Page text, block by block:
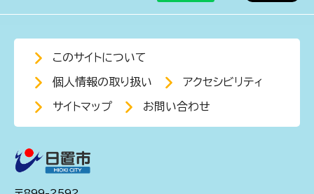
このサイトについて
個人情報の取り扱い アクセシビリティ
サイトマップ お問い合わせ